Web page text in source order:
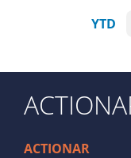
YTD
ACTIONAR